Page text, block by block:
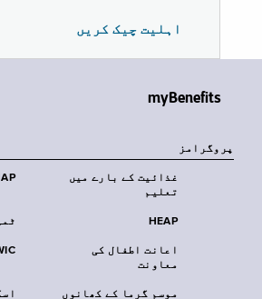
اہلیت چیک کریں
myBenefits
پروگرامز
غذائیت کے بارے میں
تعلیم
HEAP
اعانت اطفال کی
معاونت
موسم گرما کے کھانوں